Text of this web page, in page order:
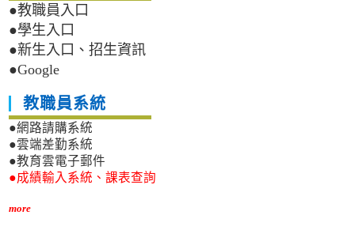
●教職員入口
●學生入口
●新生入口、招生資訊
●Google
教職員系統
●網路請購系統
●雲端差勤系統
●教育雲電子郵件
●成績輸入系統、課表查詢
more